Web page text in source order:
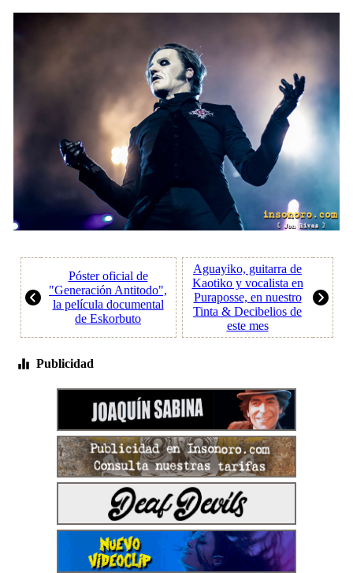
Póster oficial de
"Generación Antitodo",
la película documental
de Eskorbuto
Aguayiko, guitarra de
Kaotiko y vocalista en
Puraposse, en nuestro
Tinta & Decibelios de
este mes
Publicidad